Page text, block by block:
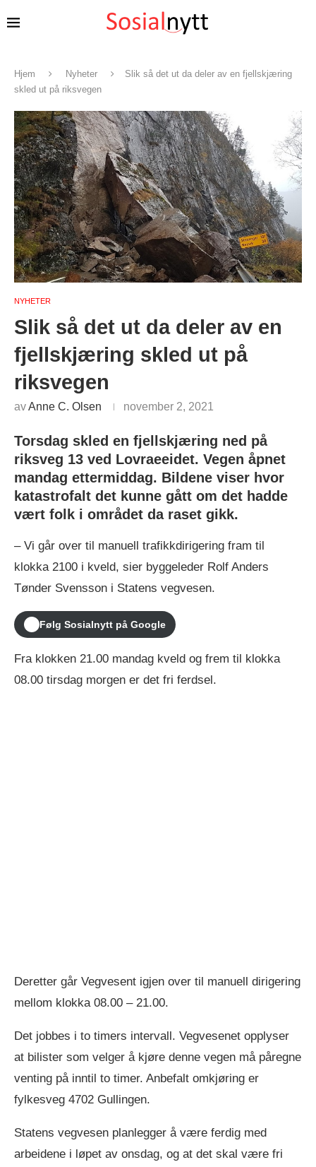
Hjem Nyheter
Slik så det ut da deler av en fjellskjæring
skled ut på riksvegen
NYHETER
Slik så det ut da deler av en
fjellskjæring skled ut på
riksvegen
avAnne C. Olsen november 2, 2021
Torsdag skled en fjellskjæring ned på
riksveg 13 ved Lovraeeidet. Vegen åpnet
mandag ettermiddag. Bildene viser hvor
katastrofalt det kunne gått om det hadde
vært folk i området da raset gikk.
– Vi går over til manuell trafikkdirigering fram til
klokka 2100 i kveld, sier byggeleder Rolf Anders
Tønder Svensson i Statens vegvesen.
Følg Sosialnytt på Google
Fra klokken 21.00 mandag kveld og frem til klokka
08.00 tirsdag morgen er det fri ferdsel.
Deretter går Vegvesent igjen over til manuell dirigering
mellom klokka 08.00 – 21.00.
Det jobbes i to timers intervall. Vegvesenet opplyser
at bilister som velger å kjøre denne vegen må påregne
venting på inntil to timer. Anbefalt omkjøring er
fylkesveg 4702 Gullingen.
Statens vegvesen planlegger å være ferdig med
arbeidene i løpet av onsdag, og at det skal være fri